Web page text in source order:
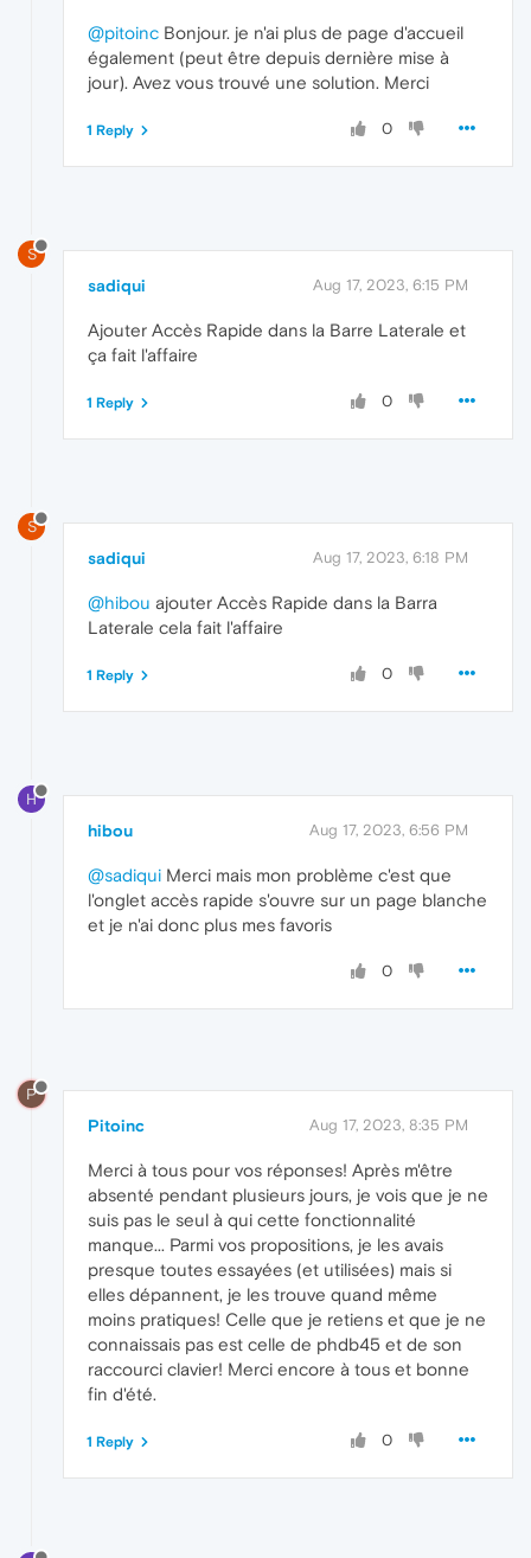
@pitoinc Bonjour. je n'ai plus de page d'accueil
également (peut être depuis dernière mise à
jour). Avez vous trouvé une solution. Merci
0
1 Reply
S
sadiqui Aug 17, 2023, 6:15 PM
Ajouter Accès Rapide dans la Barre Laterale et
ça fait l'affaire
0
1 Reply
S
sadiqui Aug 17, 2023, 6:18 PM
@hibou ajouter Accès Rapide dans la Barra
Laterale cela fait l'affaire
0
1 Reply
H
hibou Aug 17, 2023, 6:56 PM
@sadiqui Merci mais mon problème c'est que
l'onglet accès rapide s'ouvre sur un page blanche
et je n'ai donc plus mes favoris
0
P
Pitoinc Aug 17, 2023, 8:35 PM
Merci à tous pour vos réponses! Après m'être
absenté pendant plusieurs jours, je vois que je ne
suis pas le seul à qui cette fonctionnalité
manque... Parmi vos propositions, je les avais
presque toutes essayées (et utilisées) mais si
elles dépannent, je les trouve quand même
moins pratiques! Celle que je retiens et que je ne
connaissais pas est celle de phdb45 et de son
raccourci clavier! Merci encore à tous et bonne
fin d'été.
0
1 Reply